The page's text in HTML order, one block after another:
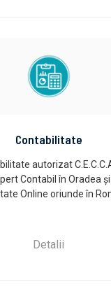
Contabilitate
autorizat
Contabil în Oradea
Online oriunde în
Detalii